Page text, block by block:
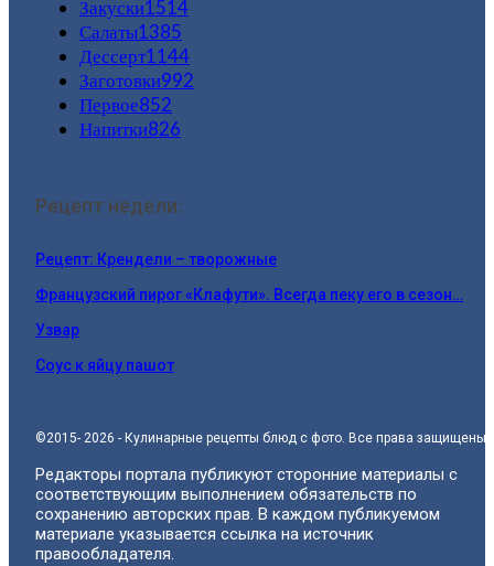
Закуски1514
Салаты1385
Дессерт1144
Заготовки992
Первое852
Напитки826
Рецепт недели:
Рецепт: Крендели – творожные
Французский пирог «Клафути». Всегда пеку его в сезон…
Узвар
Соус к яйцу пашот
©2015- 2026 - Кулинарные рецепты блюд с фото. Все права защищены.
Редакторы портала публикуют сторонние материалы с
соответствующим выполнением обязательств по
сохранению авторских прав. В каждом публикуемом
материале указывается ссылка на источник
правообладателя.